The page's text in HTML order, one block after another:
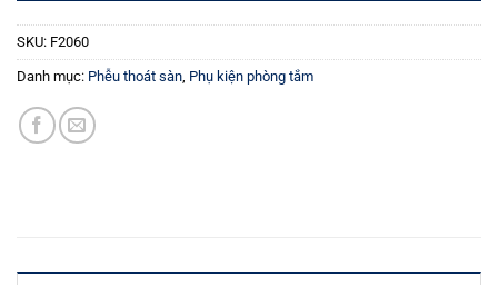
SKU: F2060
Danh mục: Phễu thoát sàn Phụ kiện phòng tắm